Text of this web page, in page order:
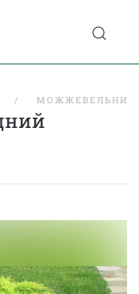
МОЖЖЕВЕЛЬНИК